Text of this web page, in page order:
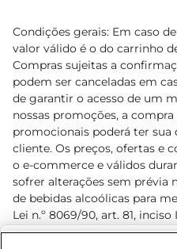
Condições gerais: Em caso
valor válido é o do carrinho
Compras sujeitas a
podem ser canceladas em
de garantir o acesso de um
nossas promoções, a
promocionais poderá ter
cliente. Os preços, ofertas e
o e-commerce e válidos
sofrer alterações sem prévia
de bebidas alcoólicas para
Lei n.º 8069/90, art. 81,
Adolescente). Preços e